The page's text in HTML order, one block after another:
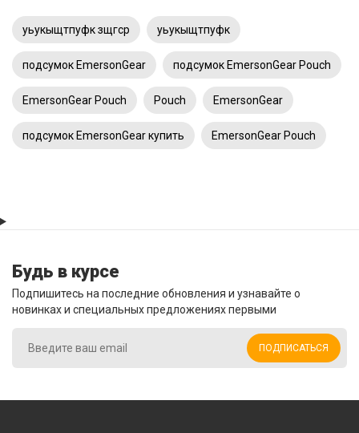
уьукыщтпуфк зщгср уьукыщтпуфк
подсумок EmersonGear подсумок EmersonGear Pouch
EmersonGear Pouch Pouch EmersonGear
подсумок EmersonGear купить EmersonGear Pouch
Будь в курсе
Подпишитесь на последние обновления и узнавайте о
новинках и специальных предложениях первыми
ПОДПИСАТЬСЯ